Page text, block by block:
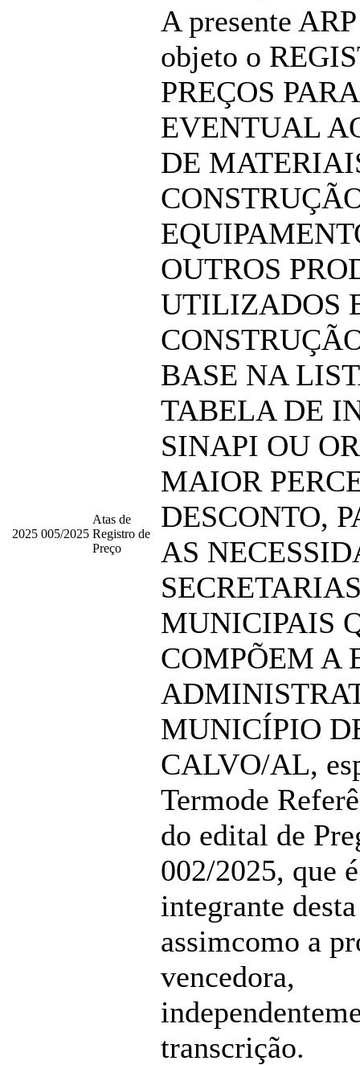
2025 005/2025
Atas de
Registro de
Preço
A presente
objeto o
PREÇOS
EVENTUAL
DE
OUTROS
UTILIZADOS
BASE NA
TABELA DE
SINAPI OU
MAIOR
DESCONTO,
AS
MUNICIPAIS
COMPÕEM A
MUNICÍPIO
CALVO/AL,
Termode
do edital de
002/2025, que
integrante
assimcomo a
vencedora,
transcrição.